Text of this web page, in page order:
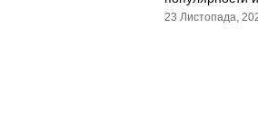
23 Листопада,